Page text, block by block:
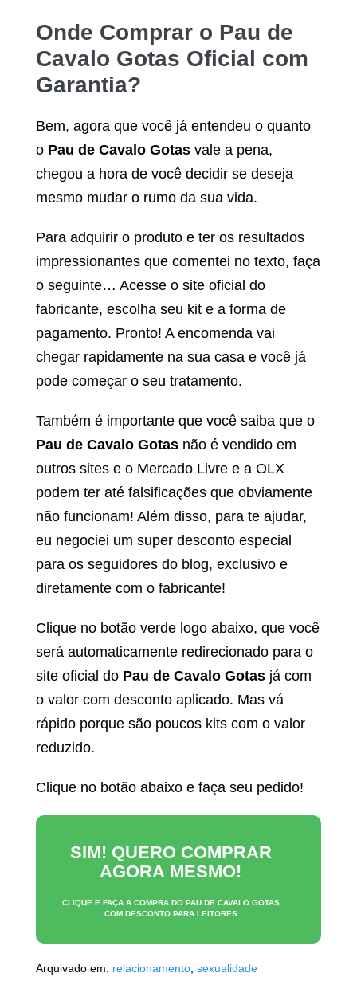
Onde Comprar o Pau de
Cavalo Gotas Oficial com
Garantia?
Bem, agora que você já entendeu o quanto
o Pau de Cavalo Gotas vale a pena,
chegou a hora de você decidir se deseja
mesmo mudar o rumo da sua vida.
Para adquirir o produto e ter os resultados
impressionantes que comentei no texto, faça
o seguinte… Acesse o site oficial do
fabricante, escolha seu kit e a forma de
pagamento. Pronto! A encomenda vai
chegar rapidamente na sua casa e você já
pode começar o seu tratamento.
Também é importante que você saiba que o
Pau de Cavalo Gotas não é vendido em
outros sites e o Mercado Livre e a OLX
podem ter até falsificações que obviamente
não funcionam! Além disso, para te ajudar,
eu negociei um super desconto especial
para os seguidores do blog, exclusivo e
diretamente com o fabricante!
Clique no botão verde logo abaixo, que você
será automaticamente redirecionado para o
site oficial do Pau de Cavalo Gotas já com
o valor com desconto aplicado. Mas vá
rápido porque são poucos kits com o valor
reduzido.
Clique no botão abaixo e faça seu pedido!
SIM! QUERO COMPRAR
AGORA MESMO!
CLIQUE E FAÇA A COMPRA DO PAU DE CAVALO GOTAS
COM DESCONTO PARA LEITORES
Arquivado em: relacionamento sexualidade